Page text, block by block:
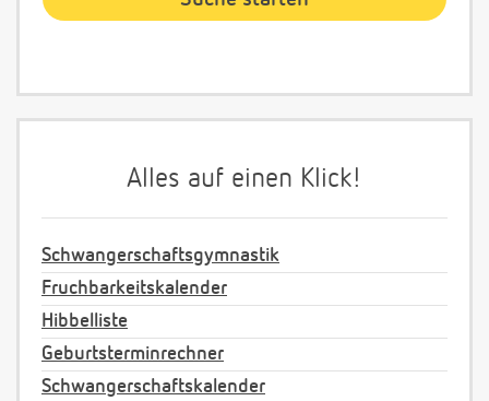
Alles auf einen Klick!
Schwangerschaftsgymnastik
Fruchbarkeitskalender
Hibbelliste
Geburtsterminrechner
Schwangerschaftskalender